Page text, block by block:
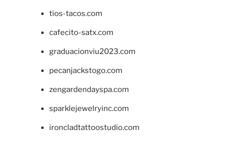
tios-tacos.com
cafecito-satx.com
graduacionviu2023.com
pecanjackstogo.com
zengardendayspa.com
sparklejewelryinc.com
ironcladtattoostudio.com